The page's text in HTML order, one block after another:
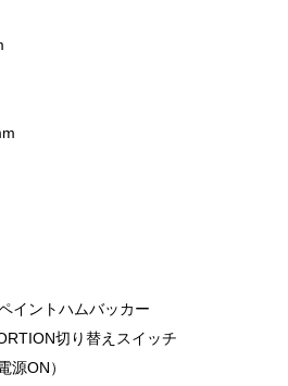
イントハムバッカー
切り替えスイッチ
源ON）